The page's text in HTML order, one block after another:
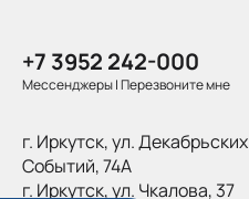
+7 3952 242-000
Мессенджеры|Перезвоните мне
г. Иркутск, ул. Декабрьских
Событий, 74А
г. Иркутск, ул. Чкалова, 37